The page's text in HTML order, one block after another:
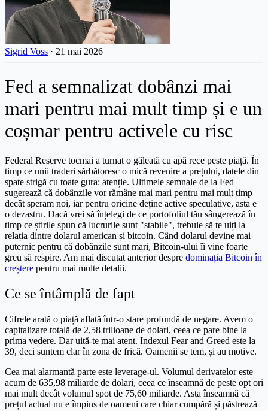
Sigrid Voss · 21 mai 2026
Fed a semnalizat dobânzi mai
mari pentru mai mult timp și e un
coșmar pentru activele cu risc
Federal Reserve tocmai a turnat o găleată cu apă rece peste piață. În
timp ce unii traderi sărbătoresc o mică revenire a prețului, datele din
spate strigă cu toate gura: atenție. Ultimele semnale de la Fed
sugerează că dobânzile vor rămâne mai mari pentru mai mult timp
decât speram noi, iar pentru oricine deține active speculative, asta e
o dezastru. Dacă vrei să înțelegi de ce portofoliul tău sângerează în
timp ce știrile spun că lucrurile sunt "stabile", trebuie să te uiți la
relația dintre dolarul american și bitcoin. Când dolarul devine mai
puternic pentru că dobânzile sunt mari, Bitcoin-ului îi vine foarte
greu să respire. Am mai discutat anterior despre dominația Bitcoin în
creștere pentru mai multe detalii.
Ce se întâmplă de fapt
Cifrele arată o piață aflată într-o stare profundă de negare. Avem o
capitalizare totală de 2,58 trilioane de dolari, ceea ce pare bine la
prima vedere. Dar uită-te mai atent. Indexul Fear and Greed este la
39, deci suntem clar în zona de frică. Oamenii se tem, și au motive.
Cea mai alarmantă parte este leverage-ul. Volumul derivatelor este
acum de 635,98 miliarde de dolari, ceea ce înseamnă de peste opt ori
mai mult decât volumul spot de 75,60 miliarde. Asta înseamnă că
prețul actual nu e împins de oameni care chiar cumpără și păstrează